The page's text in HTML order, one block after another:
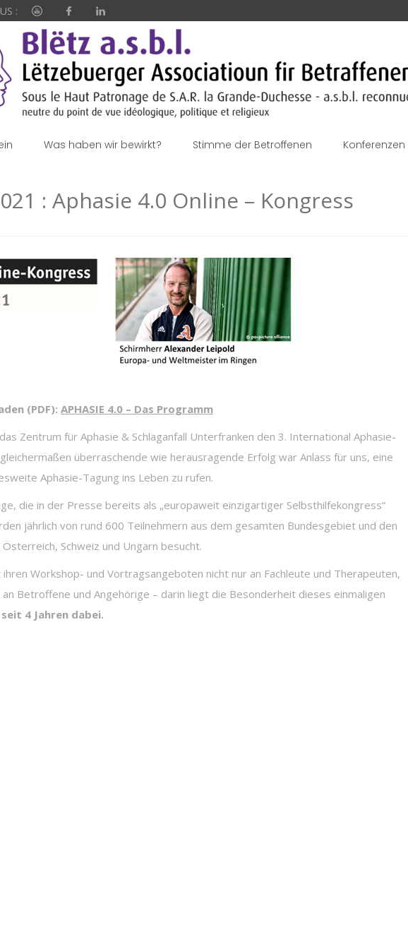
:
Was haben wir bewirkt? Stimme der Betroffenen Konferenzen
: Aphasie 4.0 Online – Kongress
(PDF): APHASIE 4.0 – Das Programm
Zentrum für Aphasie & Schlaganfall Unterfranken den 3. International Aphasie-
überraschende wie herausragende Erfolg war Anlass für uns, eine
Aphasie-Tagung ins Leben zu rufen.
die in der Presse bereits als „europaweit einzigartiger Selbsthilfekongress“
jährlich von rund 600 Teilnehmern aus dem gesamten Bundesgebiet und den
Schweiz und Ungarn besucht.
Workshop- und Vortragsangeboten nicht nur an Fachleute und Therapeuten,
Betroffene und Angehörige – darin liegt die Besonderheit dieses einmaligen
4 Jahren dabei.